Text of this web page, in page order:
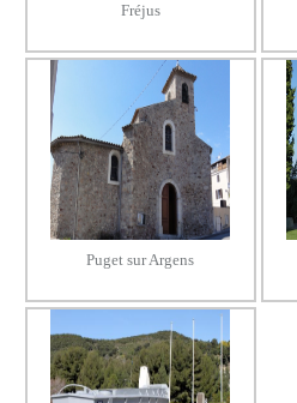
Fréjus
Puget sur Argens